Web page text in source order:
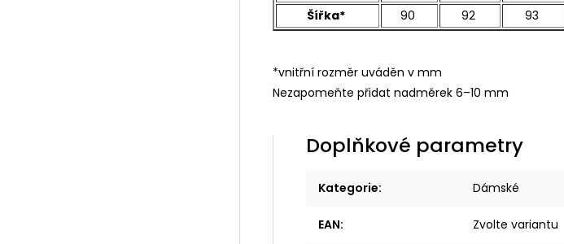
Šířka*
90 92 93
*vnitřní rozměr uváděn v mm
Nezapomeňte přidat nadměrek 6–10 mm
Doplňkové parametry
Kategorie: Dámské
EAN: Zvolte variantu